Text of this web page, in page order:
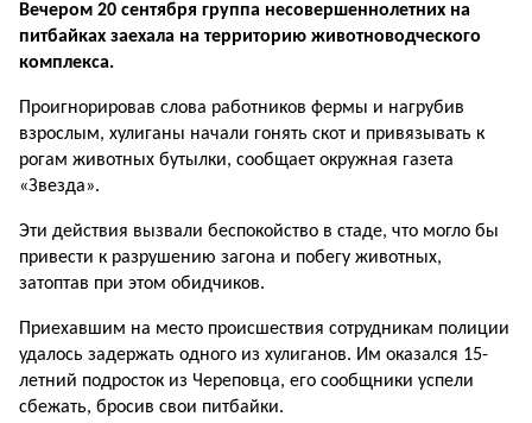
Вечером 20 сентября группа несовершеннолетних на
питбайках заехала на территорию животноводческого
комплекса.
Проигнорировав слова работников фермы и нагрубив
взрослым, хулиганы начали гонять скот и привязывать к
рогам животных бутылки, сообщает окружная газета
«Звезда».
Эти действия вызвали беспокойство в стаде, что могло бы
привести к разрушению загона и побегу животных,
затоптав при этом обидчиков.
Приехавшим на место происшествия сотрудникам полиции
удалось задержать одного из хулиганов. Им оказался 15-
летний подросток из Череповца, его сообщники успели
сбежать, бросив свои питбайки.